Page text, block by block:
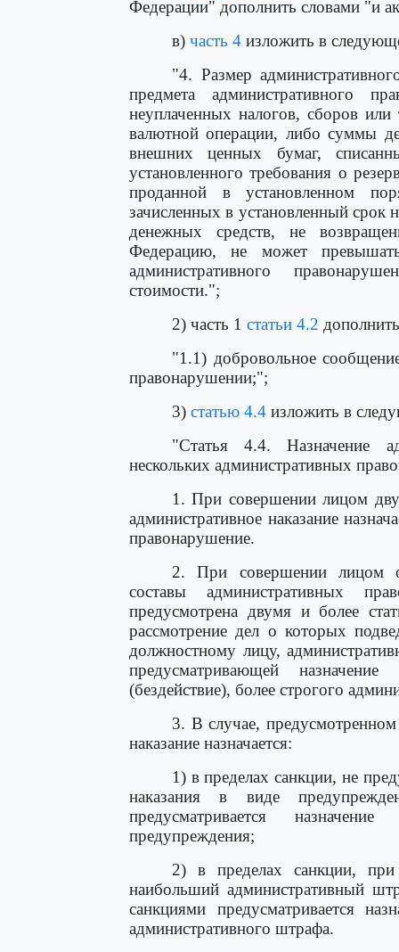
Федерации" дополнить словами "и
в) часть 4 изложить в
"4. Размер
предмета административного
неуплаченных налогов, сборов
валютной операции, либо суммы
внешних ценных бумаг,
установленного требования о
проданной в установленном
зачисленных в установленный
денежных средств, не
Федерацию, не может
административного
стоимости.";
2) часть 1 статьи 4.2
"1.1) добровольное
правонарушении;";
3) статью 4.4 изложить в
"Статья 4.4. Назначение
нескольких административных
1. При совершении лицом
административное наказание
правонарушение.
2. При совершении лицом
составы административных
предусмотрена двумя и более
рассмотрение дел о которых
должностному лицу,
предусматривающей
(бездействие), более строгого
3. В случае,
наказание назначается:
1) в пределах санкции, не
наказания в виде
предусматривается
предупреждения;
2) в пределах санкции,
наибольший административный
санкциями предусматривается
административного штрафа.